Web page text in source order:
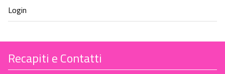
Recapiti e Contatti